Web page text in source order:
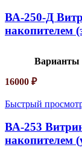
ВА-250-Д
накопителем
Варианты
16000 ₽
Быстрый
ВА-253
накопителем